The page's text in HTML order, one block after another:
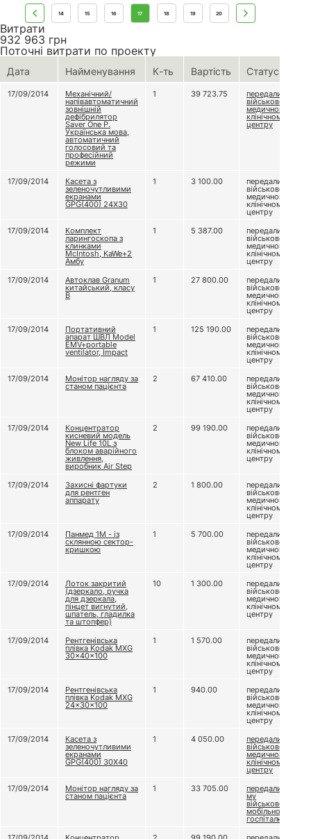
14 15 16 17 18 19 20
Витрати
932 963 грн
Поточні витрати по проекту
Дата Найменування К-ть Вартість Статус
17/09/2014 Механічний/
напівавтоматичний
зовнішній
дефібрилятор
Saver One P.
Українська мова,
автоматичний
голосовий та
професійний
режими
1 39 723.75 передали
військово-
медичному
клінічному
центру
17/09/2014 Касета з
зеленочутливими
екранами
GPG(400) 24X30
1 3 100.00 передали
військово-
медичному
клінічному
центру
17/09/2014
Комплект
ларингоскопа з
клинками
McIntosh, KaWe+2
Амбу
1 5 387.00 передали
військово-
медичному
клінічному
центру
17/09/2014
Автоклав Granum
китайський, класу
В
1 27 800.00 передали
військово-
медичному
клінічному
центру
17/09/2014
Портативний
апарат ШВЛ Model
EMV+portable
ventilator, Impact
1 125 190.00 передали
військово-
медичному
клінічному
центру
17/09/2014
Монітор нагляду за
станом пацієнта
2 67 410.00 передали
військово-
медичному
клінічному
центру
17/09/2014
Концентратор
кисневий модель
New Life 10L з
блоком аварійного
живлення,
виробник Air Step
2 99 190.00 передали
військово-
медичному
клінічному
центру
17/09/2014 Захисні фартуки
для рентген
аппарату
2 1 800.00 передали
військово-
медичному
клінічному
центру
17/09/2014
Панмед 1М - із
склянною сектор-
кришкою
1 5 700.00 передали
військово-
медичному
клінічному
центру
17/09/2014
Лоток закритий
(дзеркало, ручка
для дзеркала,
пінцет вигнутий,
шпатель, гладилка
та штопфер)
10 1 300.00 передали
військово-
медичному
клінічному
центру
17/09/2014 Рентгенівська
плівка Kodak MXG
30x40x100
1 1 570.00 передали
військово-
медичному
клінічному
центру
17/09/2014
Рентгенівська
плівка Kodak MXG
24x30x100
1 940.00 передали
військово-
медичному
клінічному
центру
17/09/2014
Касета з
зеленочутливими
екранами
GPG(400) 30X40
1 4 050.00 передали
військово-
медичному
клінічному
центру
17/09/2014
Монітор нагляду за
станом пацієнта
1 33 705.00 передали 61-
му
військовому
мобільному
госпіталю